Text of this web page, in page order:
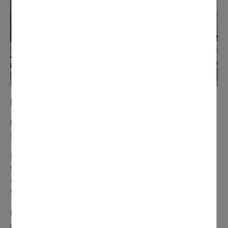
N°272 novembre 2021
seniors
ville, cette résidence autonomie de l’association Arpavie
accueille des seniors dans un cadre convivial et
sécurisant.
deux pièces), la résidence Hélène Moutet permet aux